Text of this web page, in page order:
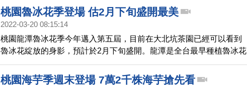
說，我們共同的敵人不是病人，是病毒。
桃園魯冰花季登場 估2月下旬盛開最美
2022-03-20 08:15:14
桃園龍潭魯冰花季今年邁入第五屆，目前在大北坑茶園已經可以看到
魯冰花綻放的身影，預計於2月下旬盛開。龍潭是全台最早種植魯冰花
的地區，有近15公頃的金黃魯冰花，分布於大北坑休閒農業區及和窯
文創園區的茶園間，民眾可以把握時間到龍潭食茶賞花。
桃園海芋季週末登場 7萬2千株海芋搶先看